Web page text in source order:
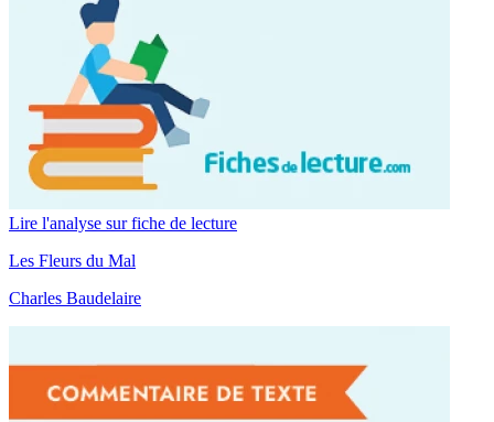
Lire l'analyse sur fiche de lecture
Les Fleurs du Mal
Charles Baudelaire